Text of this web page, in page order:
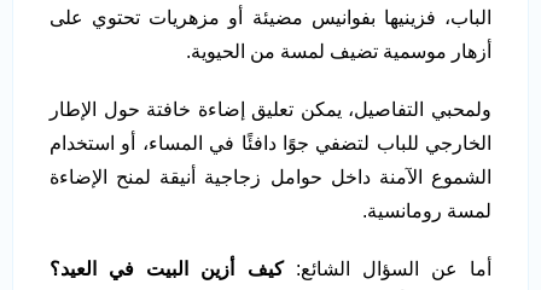
الباب، فزينيها بفوانيس مضيئة أو مزهريات تحتوي على
أزهار موسمية تضيف لمسة من الحيوية.
ولمحبي التفاصيل، يمكن تعليق إضاءة خافتة حول الإطار
الخارجي للباب لتضفي جوًا دافئًا في المساء، أو استخدام
الشموع الآمنة داخل حوامل زجاجية أنيقة لمنح الإضاءة
لمسة رومانسية.
أما عن السؤال الشائع:كيف أزين البيت في العيد؟